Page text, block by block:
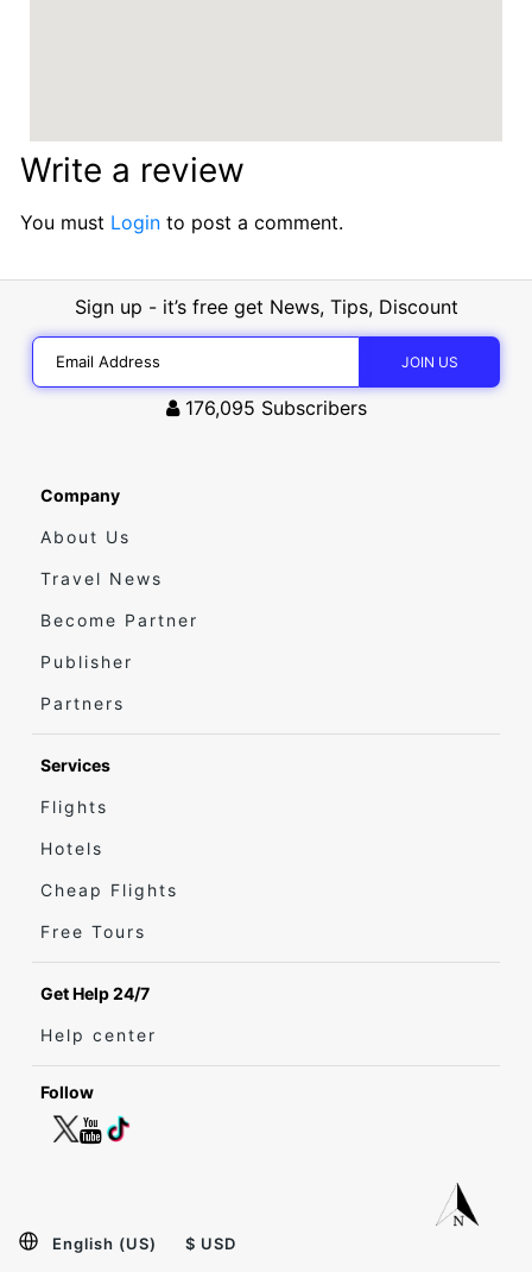
Write a review
You must Login to post a comment.
Sign up - it’s free get News, Tips, Discount
176,095 Subscribers
Company
About Us
Travel News
Become Partner
Publisher
Partners
Services
Flights
Hotels
Cheap Flights
Free Tours
Get Help 24/7
Help center
Follow
English (US) $ USD